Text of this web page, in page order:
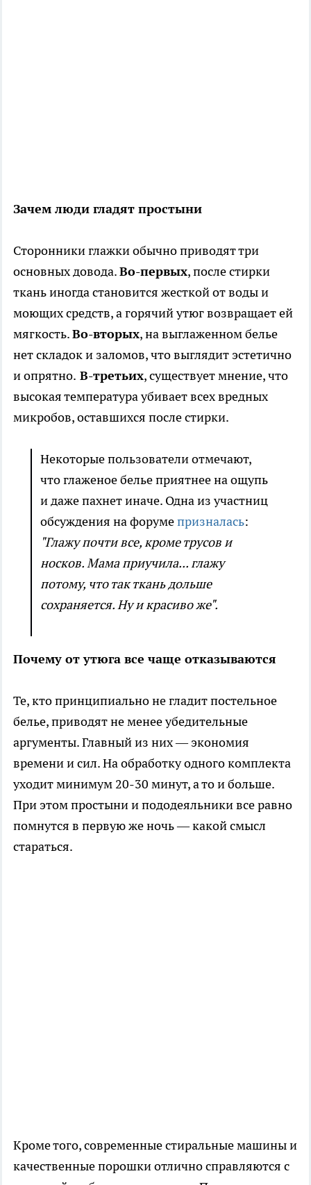
Зачем люди гладят простыни
Сторонники глажки обычно приводят три
основных довода.Во-первых, после стирки
ткань иногда становится жесткой от воды и
моющих средств, а горячий утюг возвращает ей
мягкость.Во-вторых, на выглаженном белье
нет складок и заломов, что выглядит эстетично
и опрятно. В-третьих, существует мнение, что
высокая температура убивает всех вредных
микробов, оставшихся после стирки.
Некоторые пользователи отмечают,
что глаженое белье приятнее на ощупь
и даже пахнет иначе. Одна из участниц
обсуждения на форумепризналась:
"Глажу почти все, кроме трусов и
носков. Мама приучила... глажу
потому, что так ткань дольше
сохраняется. Ну и красиво же".
Почему от утюга все чаще отказываются
Те, кто принципиально не гладит постельное
белье, приводят не менее убедительные
аргументы. Главный из них — экономия
времени и сил. На обработку одного комплекта
уходит минимум 20-30 минут, а то и больше.
При этом простыни и пододеяльники все равно
помнутся в первую же ночь — какой смысл
стараться.
Кроме того, современные стиральные машины и
качественные порошки отлично справляются с